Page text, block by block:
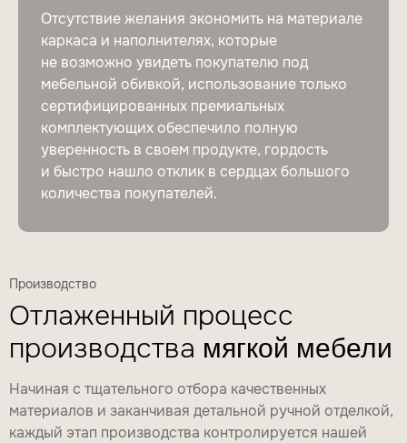
Отсутствие желания экономить на материале
каркаса и наполнителях, которые
не возможно увидеть покупателю под
мебельной обивкой, использование только
сертифицированных премиальных
комплектующих обеспечило полную
уверенность в своем продукте, гордость
и быстро нашло отклик в сердцах большого
количества покупателей.
Производство
Отлаженный процесс
производства мягкой мебели
Начиная с тщательного отбора качественных
материалов и заканчивая детальной ручной отделкой,
каждый этап производства контролируется нашей